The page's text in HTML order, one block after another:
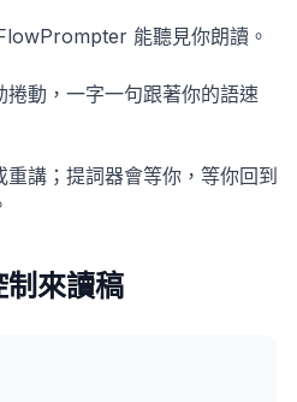
能聽見你朗讀。
動，一字一句跟著你的語速
講；提詞器會等你，等你回到
來讀稿